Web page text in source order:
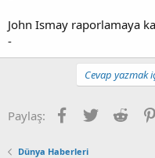
John Ismay raporlamaya
-
Cevap yazmak
Paylaş: Facebook
TwitterReddit
Dünya Haberleri